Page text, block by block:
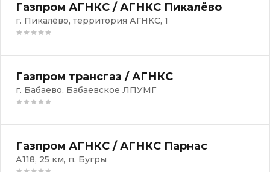
Газпром АГНКС / АГНКС Пикалёво
г. Пикалёво, территория АГНКС, 1
Газпром трансгаз / АГНКС
г. Бабаево, Бабаевское ЛПУМГ
Газпром АГНКС / АГНКС Парнас
А118, 25 км, п. Бугры